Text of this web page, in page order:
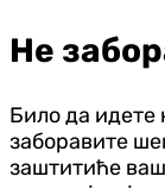
Не
Било да идете
заборавите
заштитиће